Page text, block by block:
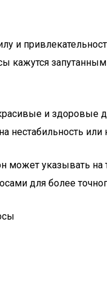
кажутся
и
или
указывать на
для более